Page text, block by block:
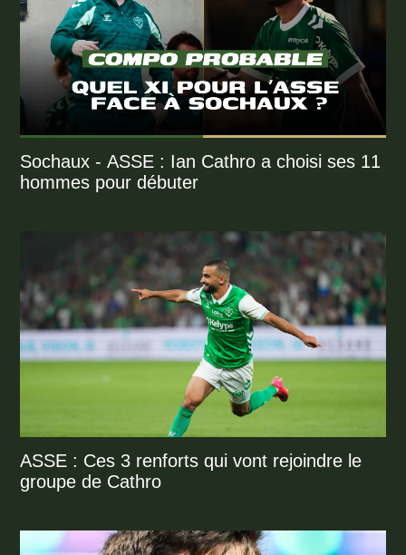
Sochaux - ASSE : Ian Cathro a choisi ses 11
hommes pour débuter
ASSE : Ces 3 renforts qui vont rejoindre le
groupe de Cathro